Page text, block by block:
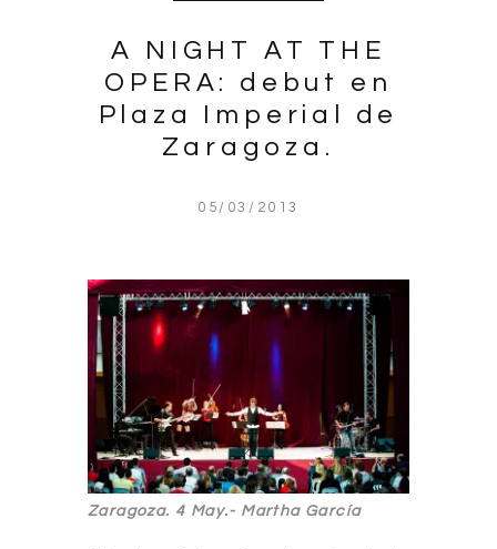
A NIGHT AT THE
OPERA: debut en
Plaza Imperial de
Zaragoza.
05/03/2013
Zaragoza. 4 May.- Martha García